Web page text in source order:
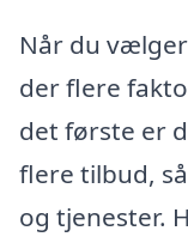
Når du
der flere
det første er
flere tilbud,
og tjenester.